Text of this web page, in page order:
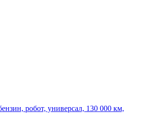
робот, универсал, 130 000 км,